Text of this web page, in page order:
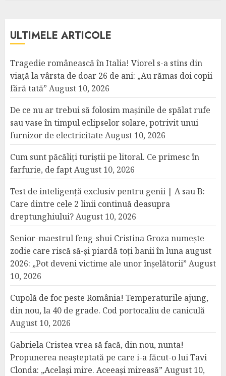
ULTIMELE ARTICOLE
Tragedie românească în Italia! Viorel s-a stins din
viață la vârsta de doar 26 de ani: „Au rămas doi copii
fără tată” August 10, 2026
De ce nu ar trebui să folosim mașinile de spălat rufe
sau vase în timpul eclipselor solare, potrivit unui
furnizor de electricitate August 10, 2026
Cum sunt păcăliți turiștii pe litoral. Ce primesc în
farfurie, de faptAugust 10, 2026
Test de inteligență exclusiv pentru genii | A sau B:
Care dintre cele 2 linii continuă deasupra
dreptunghiului?August 10, 2026
Senior-maestrul feng-shui Cristina Groza numește
zodie care riscă să-și piardă toți banii în luna august
2026: „Pot deveni victime ale unor înșelătorii” August
10, 2026
Cupolă de foc peste România! Temperaturile ajung,
din nou, la 40 de grade. Cod portocaliu de caniculă
August 10, 2026
Gabriela Cristea vrea să facă, din nou, nunta!
Propunerea neașteptată pe care i-a făcut-o lui Tavi
Clonda: „Același mire. Aceeași mireasă” August 10,